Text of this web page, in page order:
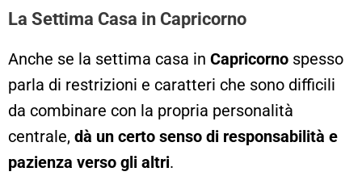
La Settima Casa in Capricorno
Anche se la settima casa in Capricorno spesso
parla di restrizioni e caratteri che sono difficili
da combinare con la propria personalità
centrale, dà un certo senso di responsabilità e
pazienza verso gli altri.